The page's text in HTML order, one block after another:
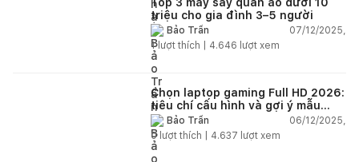
triệu cho gia đình 3–5 người
Bảo Trần
07/12/2025,
1lượt thích | 4.646 lượt xem
Chọn laptop gaming Full HD 2026:
tiêu chí cấu hình và gợi ý mẫu
đáng mua
Bảo Trần
06/12/2025,
0lượt thích | 4.637 lượt xem